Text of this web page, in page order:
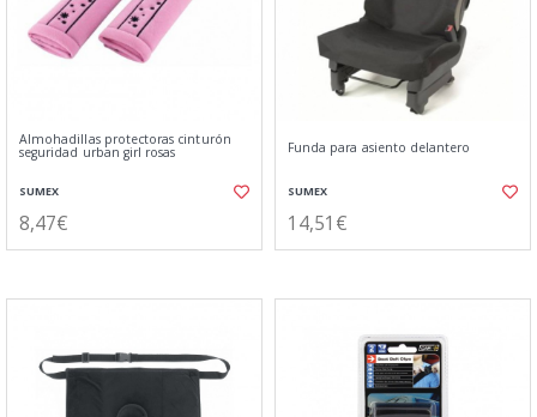
Almohadillas protectoras cinturón
seguridad urban girl rosas
SUMEX
8,47€
Funda para asiento delantero
SUMEX
14,51€